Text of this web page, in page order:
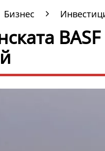
Бизнес